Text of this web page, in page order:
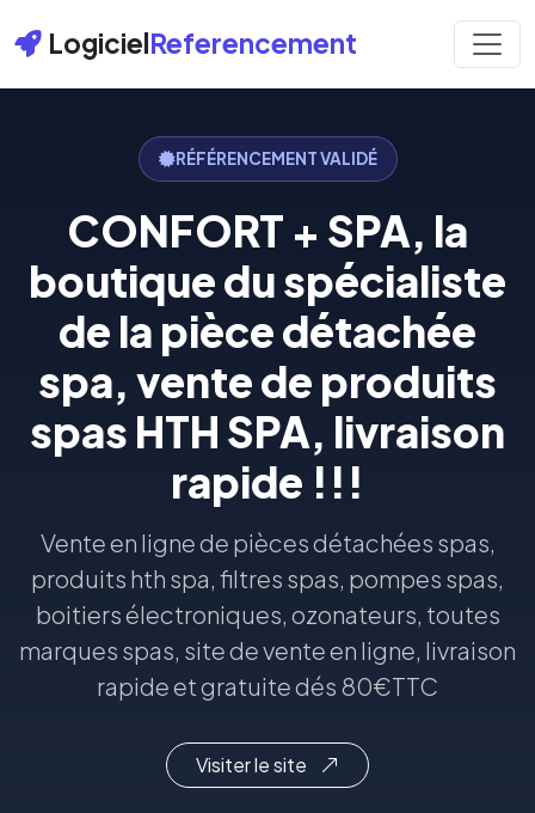
LogicielReferencement
RÉFÉRENCEMENT VALIDÉ
CONFORT + SPA, la
boutique du spécialiste
de la pièce détachée
spa, vente de produits
spas HTH SPA, livraison
rapide !!!
Vente en ligne de pièces détachées spas,
produits hth spa, filtres spas, pompes spas,
boitiers électroniques, ozonateurs, toutes
marques spas, site de vente en ligne, livraison
rapide et gratuite dés 80€TTC
Visiter le site